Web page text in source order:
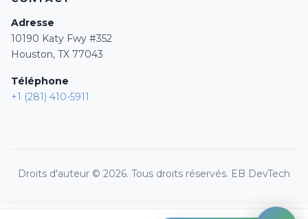
Adresse
10190 Katy Fwy #352
Houston, TX 77043
Téléphone
+1 (281) 410-5911
Droits d'auteur © 2026. Tous droits réservés. EB DevTech